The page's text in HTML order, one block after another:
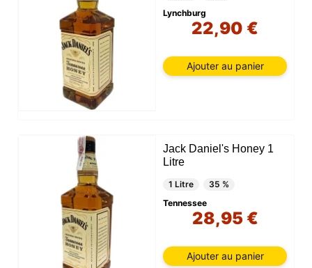
Lynchburg
22,90 €
Ajouter au panier
Jack Daniel's Honey 1
Litre
1 Litre
35 %
Tennessee
28,95 €
Ajouter au panier